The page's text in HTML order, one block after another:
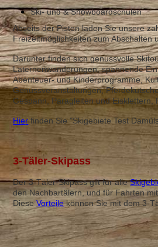
Ski- und & Snowboardschulen
Abseits der Pisten laden Sie unsere
Freizeitmöglichkeiten zum Abschalten
Darunter finden sich genussvolle
Laternenwanderungen, spannende
Abenteuer- und Kinderprogramme,
Genussveranstaltungen,
Gespann, Paragleiten und Eisklettern,
Hierfinden Sie "Skigebiete Test
3-Täler-Skipass
Der 3-Täler-Skipass gilt für alle
den Nachbartälern, und für Fahrten
DieseVorteilekönnen Sie mit dem 3-